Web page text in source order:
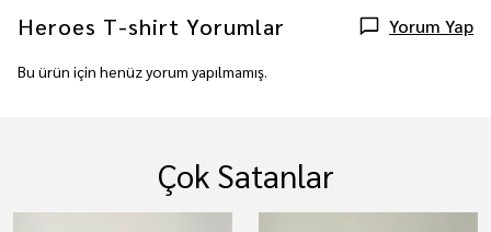
Heroes T-shirt Yorumlar Yorum Yap
Bu ürün için henüz yorum yapılmamış.
Çok Satanlar